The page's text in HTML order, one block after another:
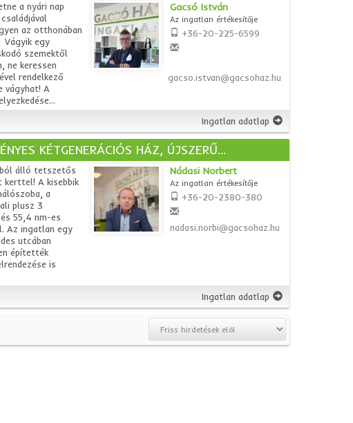
a nyári nap
az otthonában
Vágyik egy
szemektől
keressen
rendelkező
vágyhat! A
Gacsó István
Az ingatlan értékesítője
+36-20-225-6599
gacso.istvan@gacsohaz.hu
Ingatlan adatlap
KÉTGENERÁCIÓS HÁZ, ÚJSZERŰ...
álló tetszetős
kerttel! A kisebbik
a
plusz 3
55,4 nm-es
Az ingatlan egy
utcában
építették
is
Nádasi Norbert
Az ingatlan értékesítője
+36-20-2380-380
nadasi.norbi@gacsohaz.hu
Ingatlan adatlap